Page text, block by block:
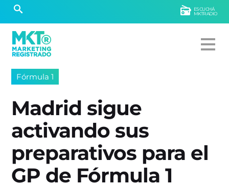
ESCUCHÁ
MKTRADIO
Fórmula 1
Madrid sigue
activando sus
preparativos para el
GP de Fórmula 1